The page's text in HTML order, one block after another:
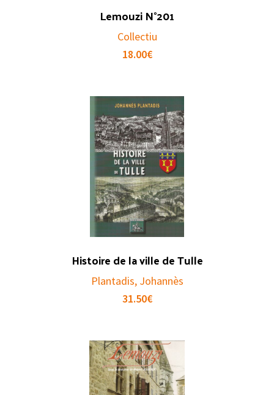
Lemouzi N°201
Collectiu
18.00€
Histoire de la ville de Tulle
Plantadis, Johannès
31.50€